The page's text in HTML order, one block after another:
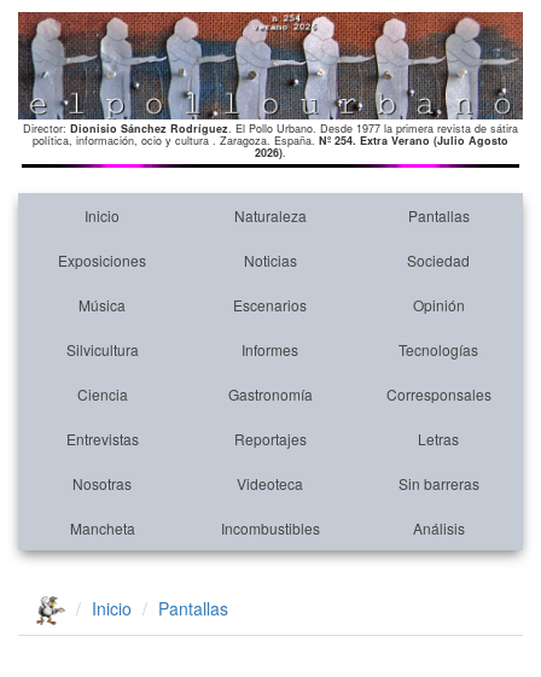
Director: Dionisio Sánchez Rodríguez. El Pollo Urbano. Desde 1977 la primera revista de sátira
política, información, ocio y cultura . Zaragoza. España. Nº 254. Extra Verano (Julio Agosto
2026).
Inicio Naturaleza Pantallas
Exposiciones Noticias Sociedad
Música Escenarios Opinión
Silvicultura Informes Tecnologías
Ciencia Gastronomía Corresponsales
Entrevistas Reportajes Letras
Nosotras Videoteca Sin barreras
Mancheta Incombustibles Análisis
Inicio Pantallas